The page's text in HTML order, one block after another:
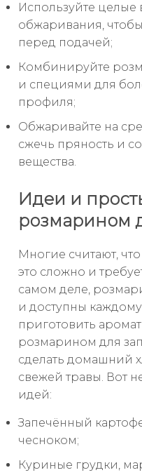
Используйте целые
обжаривания,
перед подачей;
Комбинируйте
и специями для
профиля;
Обжаривайте на
сжечь пряность и
вещества.
Идеи и
розмарином
Многие считают,
это сложно и
самом деле,
и доступны
приготовить
розмарином для
сделать домашний
свежей травы. Вот
идей:
Запечённый
чесноком;
Куриные грудки,